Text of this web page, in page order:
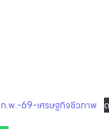
.พ.-69-เศรษฐกิจชีวภาพ